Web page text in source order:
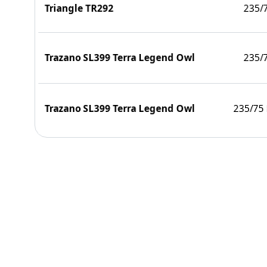
Triangle TR292 235/
Trazano SL399 Terra Legend Owl 235/
Trazano SL399 Terra Legend Owl 235/75